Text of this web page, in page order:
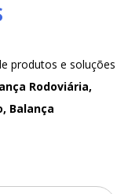
produtos e soluções
Rodoviária,
Balança